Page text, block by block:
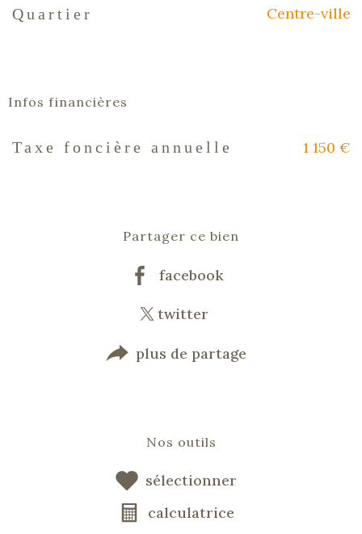
Quartier Centre-ville
Infos financières
Caractéristiques Valeurs
Taxe foncière annuelle 1 150 €
Partager ce bien
facebook
twitter
plus de partage
Nos outils
sélectionner
calculatrice